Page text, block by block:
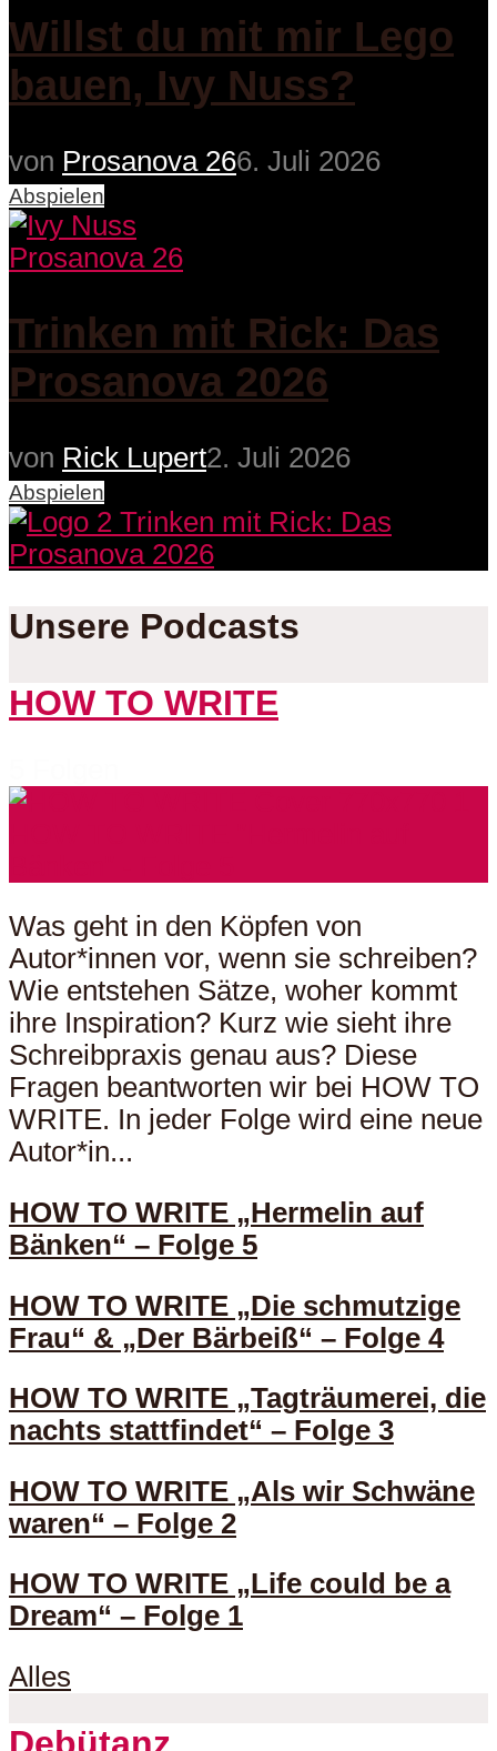
Willst du mit mir Lego
bauen, Ivy Nuss?
von Prosanova 266. Juli 2026
Abspielen
Prosanova 26
Trinken mit Rick: Das
Prosanova 2026
von Rick Lupert2. Juli 2026
Abspielen
Unsere Podcasts
HOW TO WRITE
Was geht in den Köpfen von
Autor*innen vor, wenn sie schreiben?
Wie entstehen Sätze, woher kommt
ihre Inspiration? Kurz wie sieht ihre
Schreibpraxis genau aus? Diese
Fragen beantworten wir bei HOW TO
WRITE. In jeder Folge wird eine neue
Autor*in...
HOW TO WRITE „Hermelin auf
Bänken“ – Folge 5
HOW TO WRITE „Die schmutzige
Frau“ & „Der Bärbeiß“ – Folge 4
HOW TO WRITE „Tagträumerei, die
nachts stattfindet“ – Folge 3
HOW TO WRITE „Als wir Schwäne
waren“ – Folge 2
HOW TO WRITE „Life could be a
Dream“ – Folge 1
Alles
Debütanz